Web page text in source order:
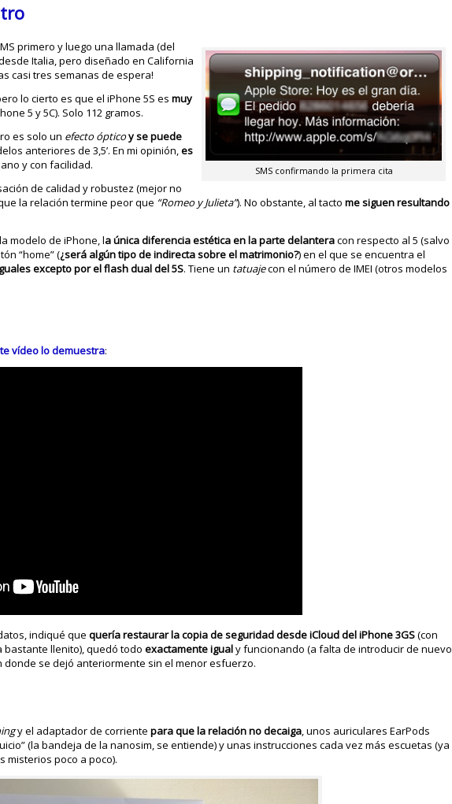
SMS confirmando la primera cita
primero y luego una llamada (del
Italia, pero diseñado en California
casi tres semanas de espera!
lo cierto es que el iPhone 5S esmuy
5 y 5C). Solo 112 gramos.
es solo un efecto ópticoy se puede
anteriores de 3,5’. En mi opinión,es
y con facilidad.
de calidad y robustez (mejor no
la relación termine peor que “Romeo y Julieta”). No obstante, al tactome siguen resultando
modelo de iPhone, la única diferencia estética en la parte delanteracon respecto al 5 (salvo
“home” (¿será algún tipo de indirecta sobre el matrimonio?) en el que se encuentra el
excepto por el flash dual del 5S. Tiene un tatuajecon el número de IMEI (otros modelos
vídeo lo demuestra:
indiqué quequería restaurar la copia de seguridad desde iCloud del iPhone 3GS(con
bastante llenito), quedó todoexactamente igualy funcionando (a falta de introducir de nuevo
donde se dejó anteriormente sin el menor esfuerzo.
y el adaptador de corrientepara que la relación no decaiga, unos auriculares EarPods
(la bandeja de la nanosim, se entiende) y unas instrucciones cada vez más escuetas (ya
misterios poco a poco).